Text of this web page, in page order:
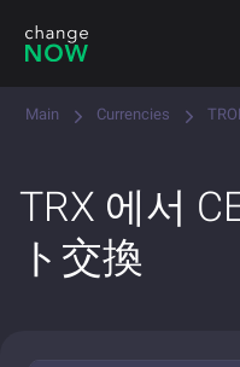
Main Currencies
TRX 에서
ト交換